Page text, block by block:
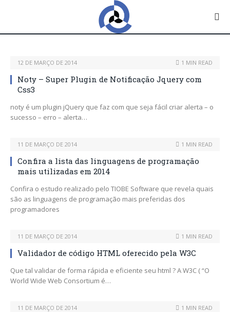
12 DE MARÇO DE 2014 1 MIN READ
Noty – Super Plugin de Notificação Jquery com
Css3
noty é um plugin jQuery que faz com que seja fácil criar alerta – o
sucesso – erro – alerta…
11 DE MARÇO DE 2014 1 MIN READ
Confira a lista das linguagens de programação
mais utilizadas em 2014
Confira o estudo realizado pelo TIOBE Software que revela quais
são as linguagens de programação mais preferidas dos
programadores
11 DE MARÇO DE 2014 1 MIN READ
Validador de código HTML oferecido pela W3C
Que tal validar de forma rápida e eficiente seu html ? A W3C ( “O
World Wide Web Consortium é…
11 DE MARÇO DE 2014 1 MIN READ